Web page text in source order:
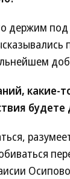
держим
какие-
будете